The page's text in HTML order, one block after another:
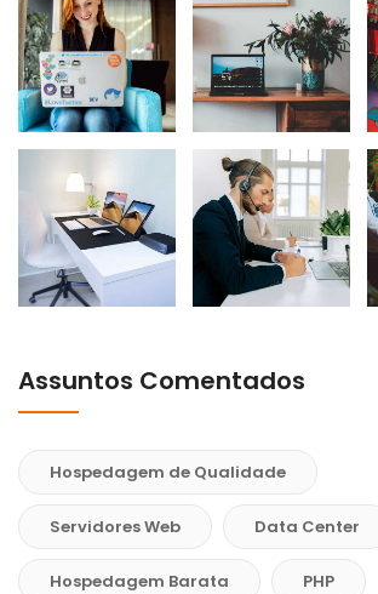
Assuntos Comentados
Hospedagem de Qualidade
Servidores Web Data Center
Hospedagem Barata PHP